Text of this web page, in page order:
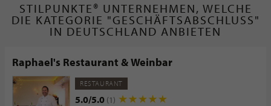
STILPUNKTE® UNTERNEHMEN, WELCHE
DIE KATEGORIE "GESCHÄFTSABSCHLUSS"
IN DEUTSCHLAND ANBIETEN
Raphael's Restaurant & Weinbar
RESTAURANT
5.0/5.0 (1)